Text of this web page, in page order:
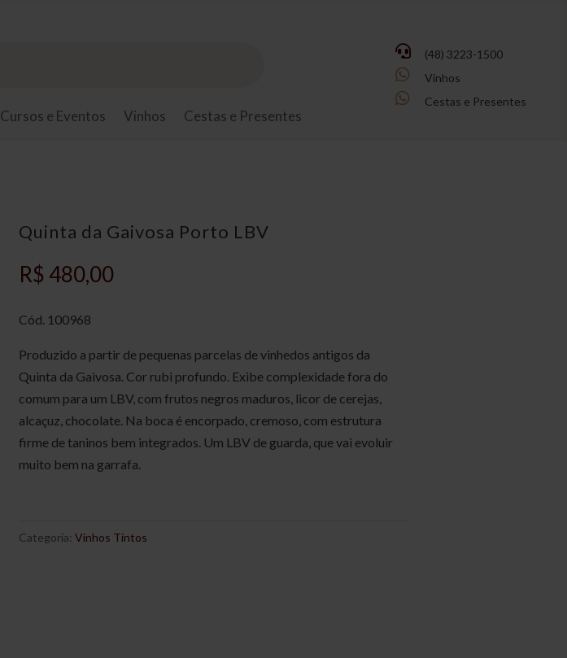
Cursos e Eventos Vinhos Cestas e Presentes
 (48) 3223-1500
 Vinhos
 Cestas e Presentes
Quinta da Gaivosa Porto LBV
R$ 480,00
Cód. 100968
Produzido a partir de pequenas parcelas de vinhedos antigos da
Quinta da Gaivosa. Cor rubi profundo. Exibe complexidade fora do
comum para um LBV, com frutos negros maduros, licor de cerejas,
alcaçuz, chocolate. Na boca é encorpado, cremoso, com estrutura
firme de taninos bem integrados. Um LBV de guarda, que vai evoluir
muito bem na garrafa.
Categoria:Vinhos Tintos